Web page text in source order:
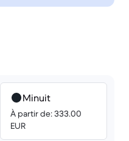
Minuit
À partir de: 333.00
EUR